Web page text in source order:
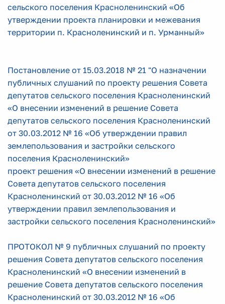
сельского поселения Красноленинский «Об
утверждении проекта планировки и межевания
территории п. Красноленинский и п. Урманный»
Постановление от 15.03.2018 № 21 "О назначении
публичных слушаний по проекту решения Совета
депутатов сельского поселения Красноленинский
«О внесении изменений в решение Совета
депутатов сельского поселения Красноленинский
от 30.03.2012 № 16 «Об утверждении правил
землепользования и застройки сельского
поселения Красноленинский»
проект решения «О внесении изменений в решение
Совета депутатов сельского поселения
Красноленинский от 30.03.2012 № 16 «Об
утверждении правил землепользования и
застройки сельского поселения Красноленинский»
ПРОТОКОЛ № 9 публичных слушаний по проекту
решения Совета депутатов сельского поселения
Красноленинский «О внесении изменений в
решение Совета депутатов сельского поселения
Красноленинский от 30.03.2012 № 16 «Об